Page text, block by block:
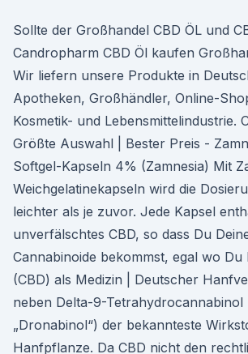
Sollte der Großhandel CBD ÖL und
Candropharm CBD Öl kaufen
Wir liefern unsere Produkte in
Apotheken, Großhändler, Online-
Kosmetik- und Lebensmittelindustrie.
Größte Auswahl | Bester Preis -
Softgel-Kapseln 4% (Zamnesia) Mit
Weichgelatinekapseln wird die
leichter als je zuvor. Jede Kapsel
unverfälschtes CBD, so dass Du
Cannabinoide bekommst, egal wo Du
(CBD) als Medizin | Deutscher
neben Delta-9-Tetrahydrocannabinol
„Dronabinol“) der bekannteste
Hanfpflanze. Da CBD nicht den